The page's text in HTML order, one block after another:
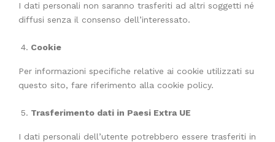
I dati personali non saranno trasferiti ad altri soggetti né
diffusi senza il consenso dell’interessato.
Cookie
Per informazioni specifiche relative ai cookie utilizzati su
questo sito, fare riferimento alla cookie policy.
Trasferimento dati in Paesi Extra UE
I dati personali dell’utente potrebbero essere trasferiti in